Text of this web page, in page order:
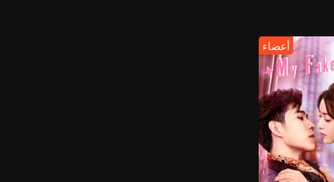
أعضاء